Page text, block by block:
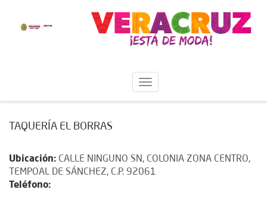
TAQUERÍA EL BORRAS
Ubicación: CALLE NINGUNO SN, COLONIA ZONA CENTRO,
TEMPOAL DE SÁNCHEZ, C.P. 92061
Teléfono: